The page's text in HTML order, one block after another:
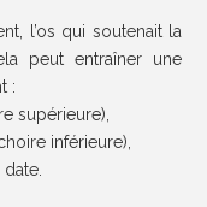
l’os qui soutenait la
peut entraîner une
:
supérieure),
inférieure),